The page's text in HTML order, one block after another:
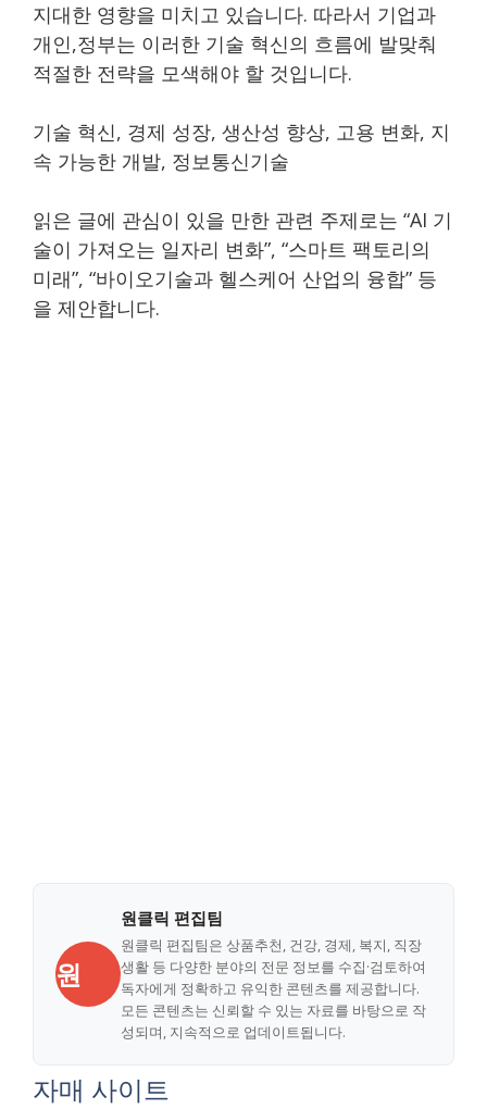
지대한 영향을 미치고 있습니다. 따라서 기업과
개인,정부는 이러한 기술 혁신의 흐름에 발맞춰
적절한 전략을 모색해야 할 것입니다.
기술 혁신, 경제 성장, 생산성 향상, 고용 변화, 지
속 가능한 개발, 정보통신기술
읽은 글에 관심이 있을 만한 관련 주제로는 “AI 기
술이 가져오는 일자리 변화”, “스마트 팩토리의
미래”, “바이오기술과 헬스케어 산업의 융합” 등
을 제안합니다.
원
원클릭 편집팀
원클릭 편집팀은 상품추천, 건강, 경제, 복지, 직장
생활 등 다양한 분야의 전문 정보를 수집·검토하여
독자에게 정확하고 유익한 콘텐츠를 제공합니다.
모든 콘텐츠는 신뢰할 수 있는 자료를 바탕으로 작
성되며, 지속적으로 업데이트됩니다.
자매 사이트